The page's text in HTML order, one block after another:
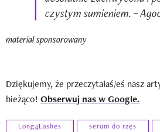
czystym sumieniem. –
materiał sponsorowany
Dziękujemy, że przeczytałaś/eś nasz
bieżąco! Obserwuj nas w Google.
Long4Lashes serum do rzęs